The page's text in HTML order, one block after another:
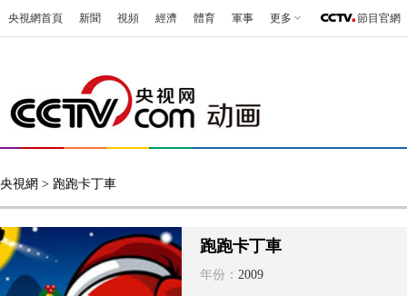
央視網首頁 新聞 視頻 經濟 體育 軍事 更多 節目官網
央視網 > 跑跑卡丁車
跑跑卡丁車
年份： 2009